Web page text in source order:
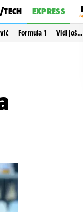
TECH EXPRESS
Formula 1 Vidi još…